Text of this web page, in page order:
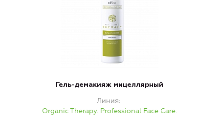
Гель-демакияж мицеллярный
Линия
Organic Therapy. Professional Face Care.